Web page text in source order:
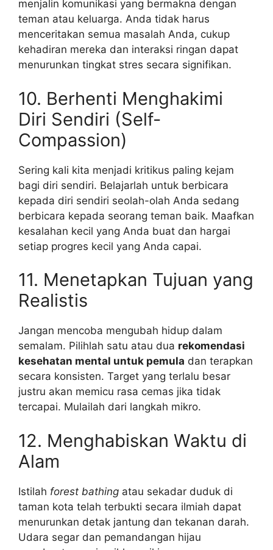
menjalin komunikasi yang bermakna dengan
teman atau keluarga. Anda tidak harus
menceritakan semua masalah Anda, cukup
kehadiran mereka dan interaksi ringan dapat
menurunkan tingkat stres secara signifikan.
10. Berhenti Menghakimi
Diri Sendiri (Self-
Compassion)
Sering kali kita menjadi kritikus paling kejam
bagi diri sendiri. Belajarlah untuk berbicara
kepada diri sendiri seolah-olah Anda sedang
berbicara kepada seorang teman baik. Maafkan
kesalahan kecil yang Anda buat dan hargai
setiap progres kecil yang Anda capai.
11. Menetapkan Tujuan yang
Realistis
Jangan mencoba mengubah hidup dalam
semalam. Pilihlah satu atau dua rekomendasi
kesehatan mental untuk pemula dan terapkan
secara konsisten. Target yang terlalu besar
justru akan memicu rasa cemas jika tidak
tercapai. Mulailah dari langkah mikro.
12. Menghabiskan Waktu di
Alam
Istilah forest bathing atau sekadar duduk di
taman kota telah terbukti secara ilmiah dapat
menurunkan detak jantung dan tekanan darah.
Udara segar dan pemandangan hijau